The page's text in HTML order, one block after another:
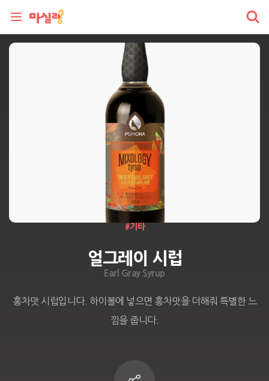
#기타
얼그레이 시럽
Earl Gray Syrup
홍차맛 시럽입니다. 하이볼에 넣으면 홍차맛을 더해줘 특별한 느
낌을 줍니다.